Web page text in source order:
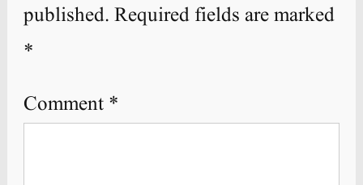
published. Required fields are marked
*
Comment *